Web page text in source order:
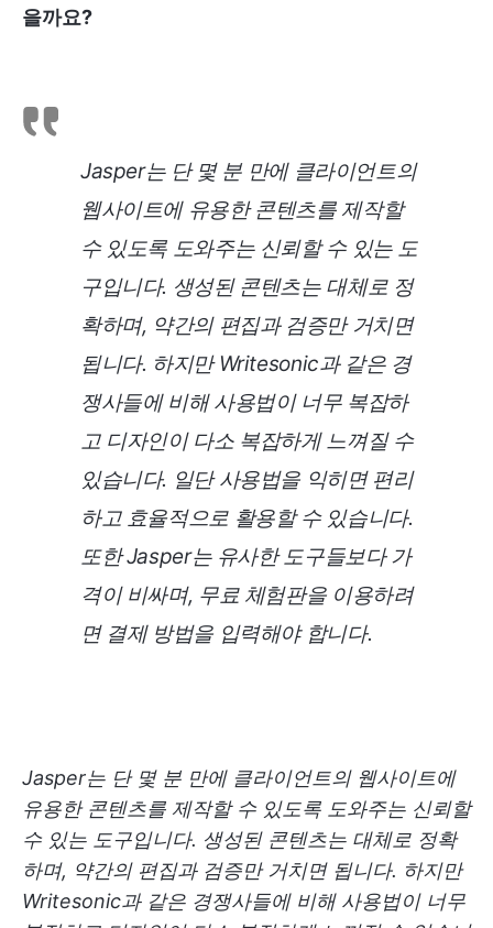
을까요?
Jasper는 단 몇 분 만에 클라이언트의
웹사이트에 유용한 콘텐츠를 제작할
수 있도록 도와주는 신뢰할 수 있는 도
구입니다. 생성된 콘텐츠는 대체로 정
확하며, 약간의 편집과 검증만 거치면
됩니다. 하지만 Writesonic과 같은 경
쟁사들에 비해 사용법이 너무 복잡하
고 디자인이 다소 복잡하게 느껴질 수
있습니다. 일단 사용법을 익히면 편리
하고 효율적으로 활용할 수 있습니다.
또한 Jasper는 유사한 도구들보다 가
격이 비싸며, 무료 체험판을 이용하려
면 결제 방법을 입력해야 합니다.
Jasper는 단 몇 분 만에 클라이언트의 웹사이트에
유용한 콘텐츠를 제작할 수 있도록 도와주는 신뢰할
수 있는 도구입니다. 생성된 콘텐츠는 대체로 정확
하며, 약간의 편집과 검증만 거치면 됩니다. 하지만
Writesonic과 같은 경쟁사들에 비해 사용법이 너무